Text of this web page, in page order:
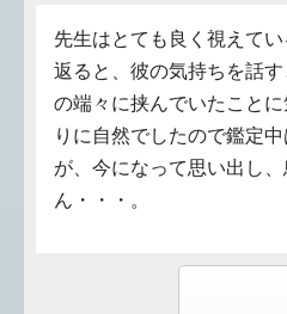
先生はとても良く視えて
返ると、彼の気持ちを話
の端々に挟んでいたこと
りに自然でしたので鑑定
が、今になって思い出し
ん・・・。